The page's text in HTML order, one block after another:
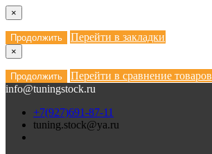
×
Продолжить Перейти в закладки
×
Продолжить
Перейти в сравнение товаров
info@tuningstock.ru
+7(927)691-87-11
tuning.stock@ya.ru